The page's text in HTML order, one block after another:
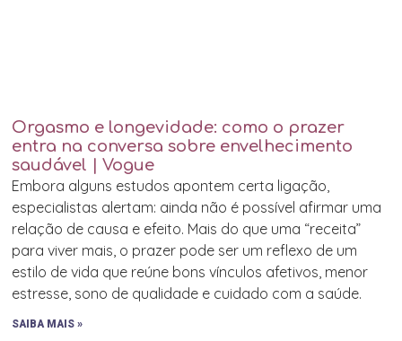
Orgasmo e longevidade: como o prazer
entra na conversa sobre envelhecimento
saudável | Vogue
Embora alguns estudos apontem certa ligação,
especialistas alertam: ainda não é possível afirmar uma
relação de causa e efeito. Mais do que uma “receita”
para viver mais, o prazer pode ser um reflexo de um
estilo de vida que reúne bons vínculos afetivos, menor
estresse, sono de qualidade e cuidado com a saúde.
SAIBA MAIS »